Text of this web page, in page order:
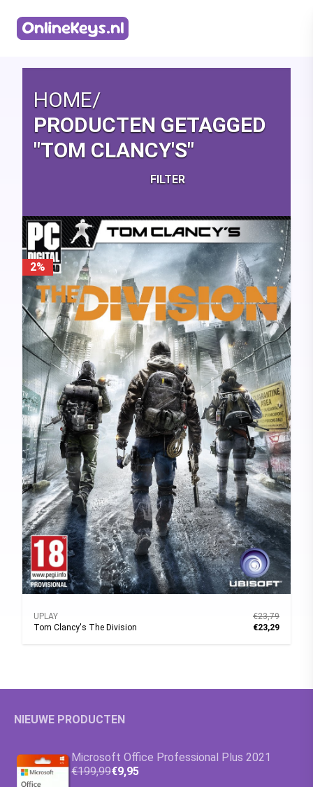
HOME/
PRODUCTEN GETAGGED
"TOM CLANCY'S"
FILTER
2%
UPLAY
Tom Clancy's The Division
€23,79
€23,29
NIEUWE PRODUCTEN
Microsoft Office Professional Plus 2021
€199,99€9,95